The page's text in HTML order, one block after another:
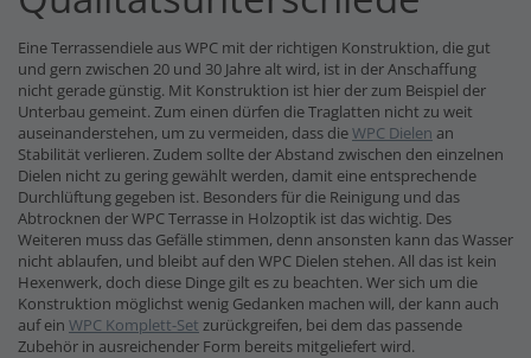
Eine Terrassendiele aus WPC mit der richtigen Konstruktion, die gut
und gern zwischen 20 und 30 Jahre alt wird, ist in der Anschaffung
nicht gerade günstig. Mit Konstruktion ist hier der zum Beispiel der
Unterbau gemeint. Zum einen dürfen die Traglatten nicht zu weit
auseinanderstehen, um zu vermeiden, dass dieWPC Dielen an
Stabilität verlieren. Zudem sollte der Abstand zwischen den einzelnen
Dielen nicht zu gering gewählt werden, damit eine entsprechende
Durchlüftung gegeben ist. Besonders für die Reinigung und das
Abtrocknen der WPC Terrasse in Holzoptik ist das wichtig. Des
Weiteren muss das Gefälle stimmen, denn ansonsten kann das Wasser
nicht ablaufen, und bleibt auf den WPC Dielen stehen. All das ist kein
Hexenwerk, doch diese Dinge gilt es zu beachten. Wer sich um die
Konstruktion möglichst wenig Gedanken machen will, der kann auch
auf ein WPC Komplett-Set zurückgreifen, bei dem das passende
Zubehör in ausreichender Form bereits mitgeliefert wird.